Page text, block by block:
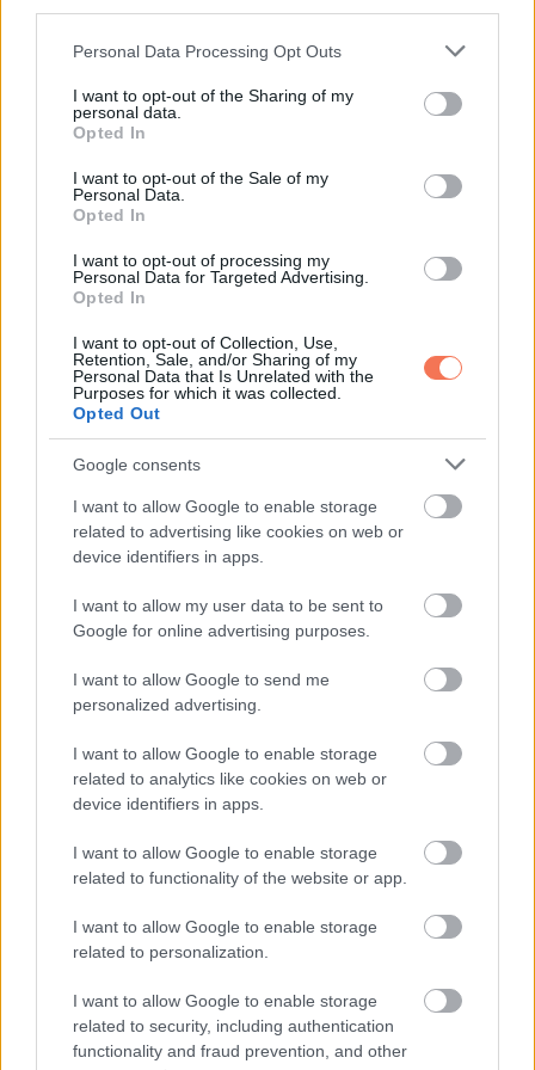
Please note that this website/app uses one or more Google
not limited to your visit or usage behaviour. You may click to
grant or deny consent to Google and its third-party tags to
use your data for below specified purposes in below Google
consent section.
Personal Data Processing Opt Outs
I want to opt-out of the Sharing of my
personal data.
Opted In
I want to opt-out of the Sale of my
Personal Data.
Opted In
I want to opt-out of processing my
Personal Data for Targeted Advertising.
Opted In
I want to opt-out of Collection, Use,
Retention, Sale, and/or Sharing of my
Personal Data that Is Unrelated with the
Purposes for which it was collected.
Opted Out
Google consents
I want to allow Google to enable storage
related to advertising like cookies on web or
device identifiers in apps.
I want to allow my user data to be sent to
Google for online advertising purposes.
I want to allow Google to send me
personalized advertising.
I want to allow Google to enable storage
related to analytics like cookies on web or
device identifiers in apps.
I want to allow Google to enable storage
related to functionality of the website or app.
I want to allow Google to enable storage
related to personalization.
I want to allow Google to enable storage
related to security, including authentication
functionality and fraud prevention, and other
„Megtetted” – mondta Danisha egy Jadánakszentelt
kedvesüzenetben . „Elutasítod a címkézést. Elutasítod, hogy
korlátok közé szorítsanak.”
„A bírák téged választottak” – tette hozzá, és kifejtette,
Jada győzelme „nagy dolog” az autizmus közössége
számára.
Majd folytatta: „Biztos ha valaki elmondaná azoknak a
bíráknak, hogy a Miss Fotogénnek választott személynek
különleges igényei vannak… megdöbbennének.”
Az Autism Speaks nevű érdekvédelmi szervezet az
Instagramon közzétett egy üzenetet, amelyben Braxtont
„kívül és belül is gyönyörűnek” nevezte. Hozzátették: „Jada
továbbra is ledönti a korlátokat és oktatja társait az
autizmusról. Azt akarja, hogy más autista lányok is tudják,
hogy bármit megtehetnek és meg is fognak tenni, amit a
Oszd meg ezt a posztot:
WhatsappReddit
Share
via
ELŐZŐ POSZT
15+ nő, aki jól tudja, hogy a tökéletes smink